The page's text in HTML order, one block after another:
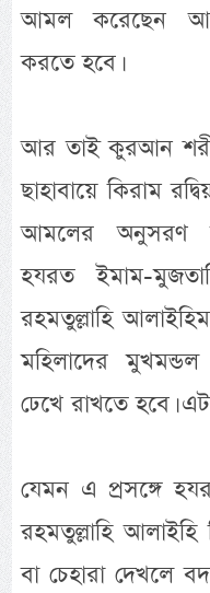
আমল করেছেন
করতে হবে।
আর তাই কুরআন
ছাহাবায়ে কিরাম
আমলের অনুসরণ
হযরত ইমাম-
রহমতুল্লাহি
মহিলাদের
ঢেখে রাখতে হবে।
যেমন এ প্রসঙ্গে
রহমতুল্লাহি
বা চেহারা দেখলে